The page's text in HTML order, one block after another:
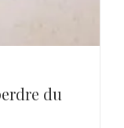
du